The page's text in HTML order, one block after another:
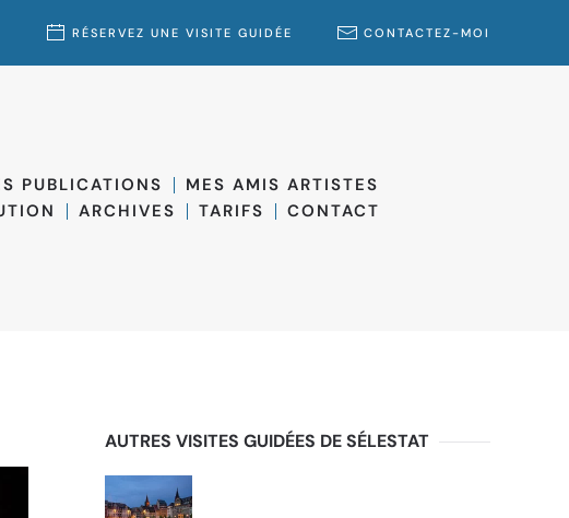
RÉSERVEZ UNE VISITE GUIDÉE CONTACTEZ-MOI
PUBLICATIONS
MES AMIS ARTISTES
ARCHIVES TARIFS CONTACT
AUTRES VISITES GUIDÉES DE SÉLESTAT